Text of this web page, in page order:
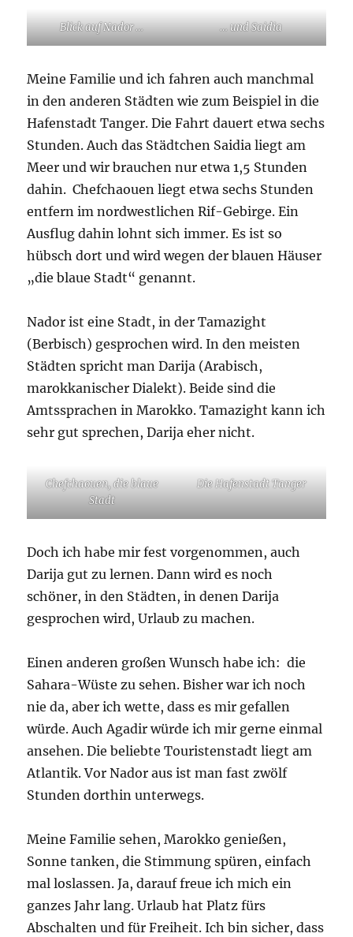
Blick auf Nador … … und Saidia
Meine Familie und ich fahren auch manchmal
in den anderen Städten wie zum Beispiel in die
Hafenstadt Tanger. Die Fahrt dauert etwa sechs
Stunden. Auch das Städtchen Saidia liegt am
Meer und wir brauchen nur etwa 1,5 Stunden
dahin. Chefchaouen liegt etwa sechs Stunden
entfern im nordwestlichen Rif-Gebirge. Ein
Ausflug dahin lohnt sich immer. Es ist so
hübsch dort und wird wegen der blauen Häuser
„die blaue Stadt“ genannt.
Nador ist eine Stadt, in der Tamazight
(Berbisch) gesprochen wird. In den meisten
Städten spricht man Darija (Arabisch,
marokkanischer Dialekt). Beide sind die
Amtssprachen in Marokko. Tamazight kann ich
sehr gut sprechen, Darija eher nicht.
Chefchaouen, die blaue
Stadt
Die Hafenstadt Tanger
Doch ich habe mir fest vorgenommen, auch
Darija gut zu lernen. Dann wird es noch
schöner, in den Städten, in denen Darija
gesprochen wird, Urlaub zu machen.
Einen anderen großen Wunsch habe ich: die
Sahara-Wüste zu sehen. Bisher war ich noch
nie da, aber ich wette, dass es mir gefallen
würde. Auch Agadir würde ich mir gerne einmal
ansehen. Die beliebte Touristenstadt liegt am
Atlantik. Vor Nador aus ist man fast zwölf
Stunden dorthin unterwegs.
Meine Familie sehen, Marokko genießen,
Sonne tanken, die Stimmung spüren, einfach
mal loslassen. Ja, darauf freue ich mich ein
ganzes Jahr lang. Urlaub hat Platz fürs
Abschalten und für Freiheit. Ich bin sicher, dass